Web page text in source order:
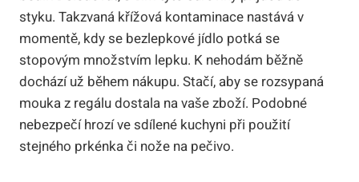
styku. Takzvaná křížová kontaminace nastává v
momentě, kdy se bezlepkové jídlo potká se
stopovým množstvím lepku. K nehodám běžně
dochází už během nákupu. Stačí, aby se rozsypaná
mouka z regálu dostala na vaše zboží. Podobné
nebezpečí hrozí ve sdílené kuchyni při použití
stejného prkénka či nože na pečivo.